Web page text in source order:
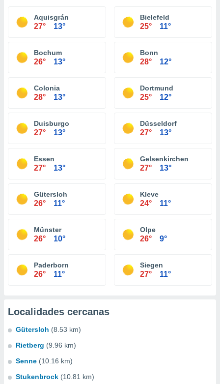
Aquisgrán
27° 13°
Bielefeld
25° 11°
Bochum
26° 13°
Bonn
28° 12°
Colonia
28° 13°
Dortmund
25° 12°
Duisburgo
27° 13°
Düsseldorf
27° 13°
Essen
27° 13°
Gelsenkirchen
27° 13°
Gütersloh
26° 11°
Kleve
24° 11°
Münster
26° 10°
Olpe
26° 9°
Paderborn
26° 11°
Siegen
27° 11°
Localidades cercanas
Gütersloh (8.53 km)
Rietberg (9.96 km)
Senne (10.16 km)
Stukenbrock (10.81 km)